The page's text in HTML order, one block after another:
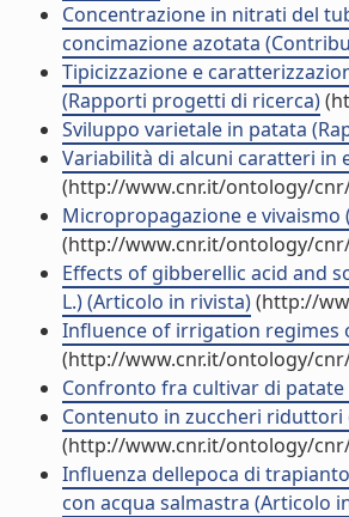
Concentrazione in nitrati del
concimazione azotata
Tipicizzazione e
(Rapporti progetti di ricerca)
Sviluppo varietale in patata
Variabilità di alcuni caratteri in
(http://www.cnr.it/ontology/
Micropropagazione e
(http://www.cnr.it/ontology/
Effects of gibberellic acid and
L.) (Articolo in rivista)(http://
Influence of irrigation regimes
(http://www.cnr.it/ontology/
Confronto fra cultivar di
Contenuto in zuccheri riduttori
(http://www.cnr.it/ontology/
Influenza dellepoca di
con acqua salmastra (Articolo